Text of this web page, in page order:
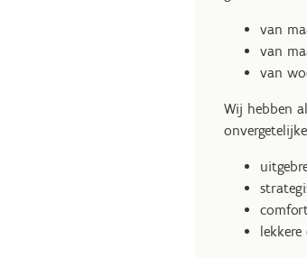
van
van
van
Wij hebben
lekkere